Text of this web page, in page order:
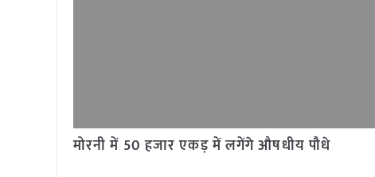
मोरनी में 50हजार एकड़ में लगेंगे औषधीय पौधे